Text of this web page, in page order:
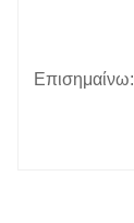
Επισημαίνω: